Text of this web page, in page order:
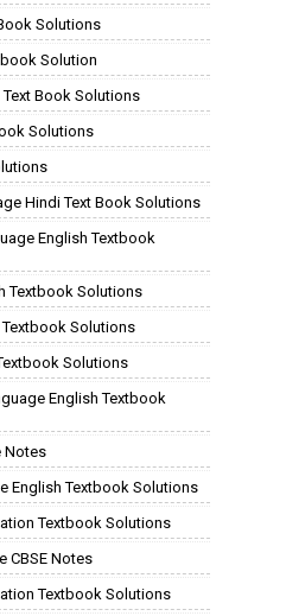
Solutions
Solution
Text Book Solutions
Solutions
Hindi Text Book Solutions
English Textbook
Textbook Solutions
Textbook Solutions
Solutions
English Textbook
Notes
English Textbook Solutions
Textbook Solutions
CBSE Notes
Textbook Solutions